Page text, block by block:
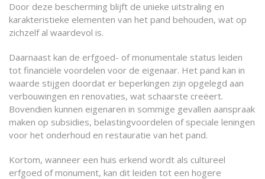
Door deze bescherming blijft de unieke uitstraling en
karakteristieke elementen van het pand behouden, wat op
zichzelf al waardevol is.
Daarnaast kan de erfgoed- of monumentale status leiden
tot financiële voordelen voor de eigenaar. Het pand kan in
waarde stijgen doordat er beperkingen zijn opgelegd aan
verbouwingen en renovaties, wat schaarste creëert.
Bovendien kunnen eigenaren in sommige gevallen aanspraak
maken op subsidies, belastingvoordelen of speciale leningen
voor het onderhoud en restauratie van het pand.
Kortom, wanneer een huis erkend wordt als cultureel
erfgoed of monument, kan dit leiden tot een hogere